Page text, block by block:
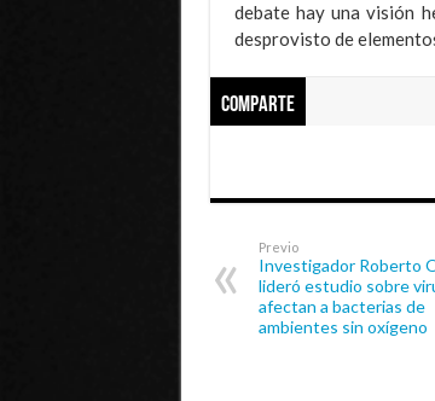
debate hay una visión
desprovisto de
Comparte
Previo
Investigador Roberto
lideró estudio sobre
afectan a bacterias de
ambientes sin oxígeno